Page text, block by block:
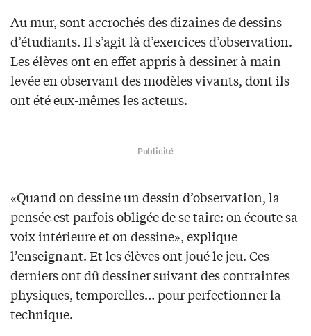
Au mur, sont accrochés des dizaines de dessins
d’étudiants. Il s’agit là d’exercices d’observation.
Les élèves ont en effet appris à dessiner à main
levée en observant des modèles vivants, dont ils
ont été eux-mêmes les acteurs.
Publicité
«Quand on dessine un dessin d’observation, la
pensée est parfois obligée de se taire: on écoute sa
voix intérieure et on dessine», explique
l’enseignant. Et les élèves ont joué le jeu. Ces
derniers ont dû dessiner suivant des contraintes
physiques, temporelles… pour perfectionner la
technique.